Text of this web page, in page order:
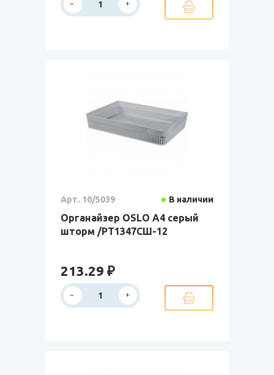
Арт. 10/5039 В наличии
Органайзер OSLO А4 серый
шторм /РТ1347СШ-12
213.29 ₽